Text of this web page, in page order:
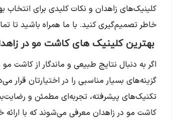
کلینیک‌های زاهدان و نکات کلیدی برای انتخاب
خاطر تصمیم‌گیری کنید. با ما همراه باشید تا
بهترین کلینیک های کاشت مو در
اگر به دنبال نتایج طبیعی و ماندگار از
گزینه‌های بسیار مناسبی را در اختیارتان قرار
تکنیک‌های پیشرفته، تجربه‌ای مطمئن و
کاشت مو در زاهدان معرفی می‌شوند که با